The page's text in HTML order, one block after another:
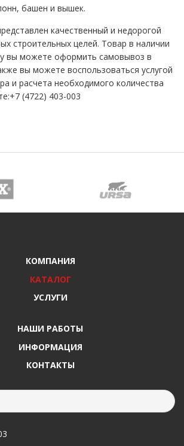
башен и вышек.
качественный и недорогой
строительных целей. Товар в наличии
вы можете оформить самовывоз в
вы можете воспользоваться услугой
и расчета необходимого количества
(4722) 403-003
КОМПАНИЯ
КАТАЛОГ
УСЛУГИ
НАШИ РАБОТЫ
ИНФОРМАЦИЯ
КОНТАКТЫ